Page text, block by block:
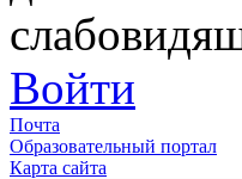
Войти
Почта
Образовательный портал
Карта сайта